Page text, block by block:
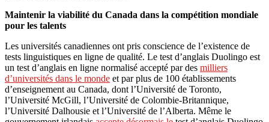
Maintenir la viabilité du Canada dans la compétition mondiale
pour les talents
Les universités canadiennes ont pris conscience de l’existence de
tests linguistiques en ligne de qualité. Le test d’anglais Duolingo est
un test d’anglais en ligne normalisé accepté par des milliers
d’universités dans le monde et par plus de 100 établissements
d’enseignement au Canada, dont l’Université de Toronto,
l’Université McGill, l’Université de Colombie-Britannique,
l’Université Dalhousie et l’Université de l’Alberta. Même le